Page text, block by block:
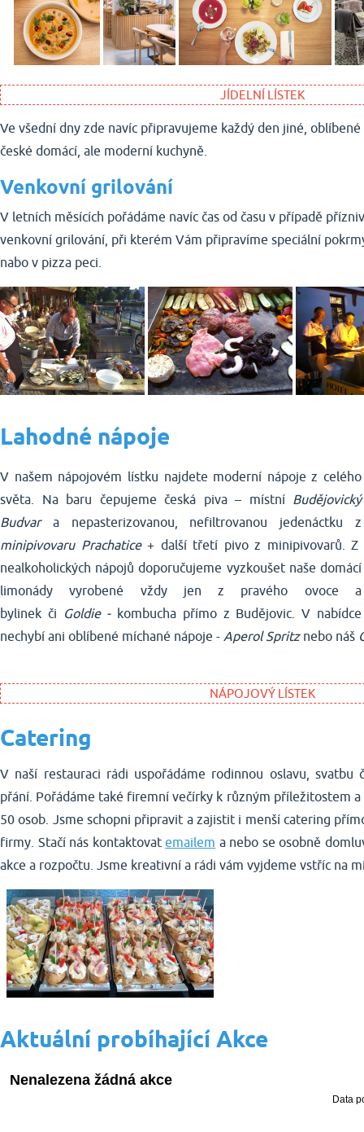
JÍDELNÍ LÍSTEK
Ve všední dny zde navíc připravujeme každý den jiné, oblíbené
české domácí, ale moderní kuchyně.
Venkovní grilování
V letních měsících pořádáme navíc čas od času v případě
venkovní grilování, při kterém Vám připravíme speciální
nabo v pizza peci.
Lahodné nápoje
V našem nápojovém lístku najdete moderní nápoje z celého
světa. Na baru čepujeme česká piva – místní Budějovický
Budvara nepasterizovanou, nefiltrovanou jedenáctku z
minipivovaru Prachatice+ další třetí pivo z minipivovarů. Z
nealkoholických nápojů doporučujeme vyzkoušet naše domácí
limonády vyrobené vždy jen z pravého ovoce a
bylinek či Goldie - kombucha přímo z Budějovic. V nabídce
nechybí ani oblíbené míchané nápoje - Aperol Spritznebo náš
NÁPOJOVÝ LÍSTEK
Catering
V naší restauraci rádi uspořádáme rodinnou oslavu, svatbu
přání. Pořádáme také firemní večírky k různým příležitostem
50 osob. Jsme schopni připravit a zajistit i menší catering
firmy. Stačí nás kontaktovatemailem a nebo se osobně
akce a rozpočtu. Jsme kreativní a rádi vám vyjdeme vstříc na
Aktuální probíhající Akce